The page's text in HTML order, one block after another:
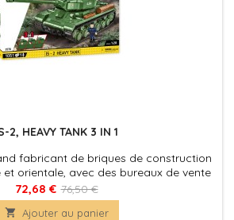
2, HEAVY TANK 3 IN 1
fabricant de briques de construction
et orientale, avec des bureaux de vente
dans plusieurs pays.
72,68 € 76,50 €
 Ajouter au panier